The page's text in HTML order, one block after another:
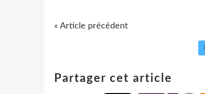
« Article précédent
Partager cet article